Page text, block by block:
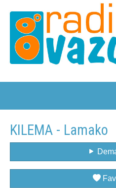
KILEMA - Lamako